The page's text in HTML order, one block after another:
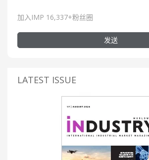
加入IMP 16,337+粉丝圈
发送
LATEST ISSUE